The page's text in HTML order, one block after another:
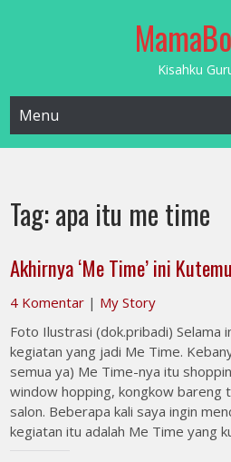
Kisahku
Menu
Tag:apa itu me time
Akhirnya ‘Me Time’ ini
4 Komentar | My Story
Foto Ilustrasi (dok.pribadi) Selama
kegiatan yang jadi Me Time.
semua ya) Me Time-nya itu
window hopping, kongkow bareng
salon. Beberapa kali saya ingin
kegiatan itu adalah Me Time yang